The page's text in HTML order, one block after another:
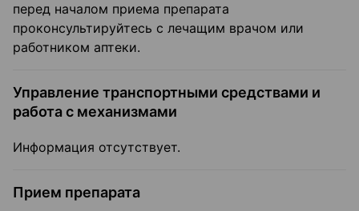
перед началом приема препарата
проконсультируйтесь с лечащим врачом или
работником аптеки.
Управление транспортными средствами и
работа с механизмами
Информация отсутствует.
Прием препарата